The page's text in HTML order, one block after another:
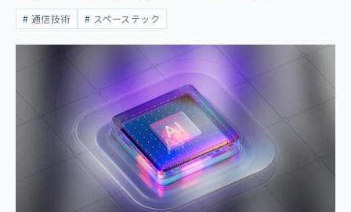
通信技術 スペーステック